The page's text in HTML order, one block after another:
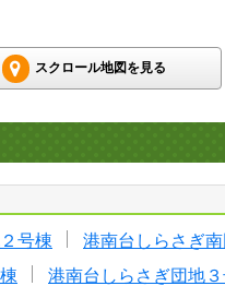
スクロール地図を見る
号棟 港南台しらさぎ
港南台しらさぎ団地